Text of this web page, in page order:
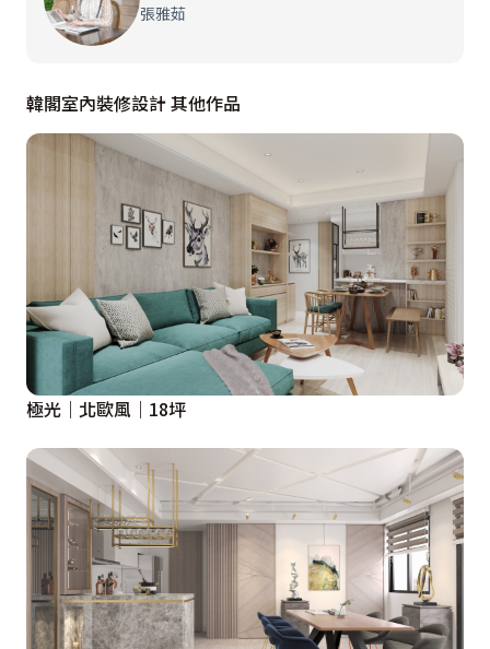
張雅茹
韓閣室內裝修設計 其他作品
極光｜北歐風｜18坪